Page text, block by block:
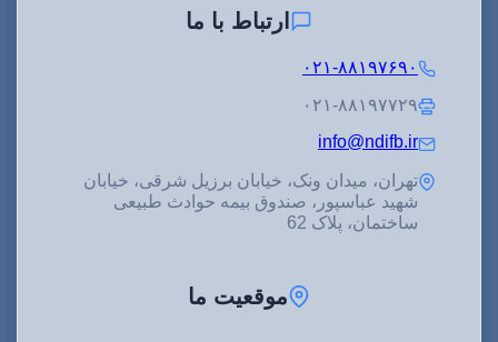
ارتباط با ما
۰۲۱-۸۸۱۹۷۶۹۰
۰۲۱-۸۸۱۹۷۷۲۹
info@ndifb.ir
تهران، میدان ونک، خیابان برزیل شرقی، خیابان
شهید عباسپور، صندوق بیمه حوادث طبیعی
ساختمان، پلاک 62
موقعیت ما